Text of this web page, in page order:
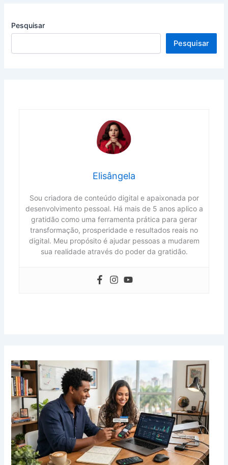
Pesquisar
Pesquisar
Elisângela
Sou criadora de conteúdo digital e apaixonada por
desenvolvimento pessoal. Há mais de 5 anos aplico a
gratidão como uma ferramenta prática para gerar
transformação, prosperidade e resultados reais no
digital. Meu propósito é ajudar pessoas a mudarem
sua realidade através do poder da gratidão.